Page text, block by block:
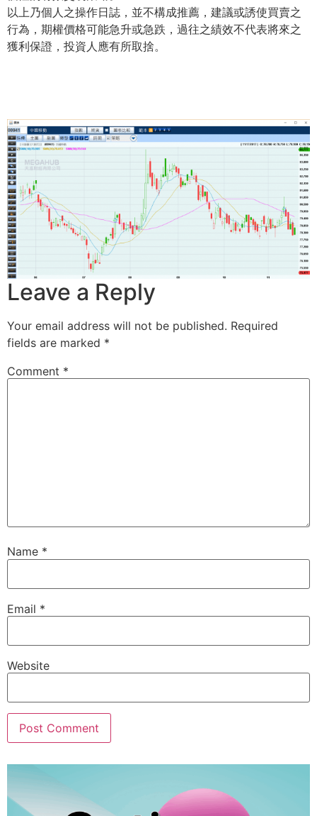
以上乃個人之操作日誌，並不構成推薦，建議或誘使買賣之
行為，期權價格可能急升或急跌，過往之績效不代表將來之
獲利保證，投資人應有所取捨。
Leave a Reply
Your email address will not be published. Required
fields are marked *
Comment *
Name *
Email *
Website